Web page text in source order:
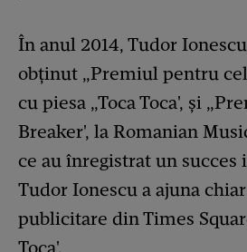
În anul 2014, Tudor
obținut „Premiul pentru
cu piesa „Toca Toca', și
Breaker', la Romanian
ce au înregistrat un succes
Tudor Ionescu a ajuna
publicitare din Times
Toca'.